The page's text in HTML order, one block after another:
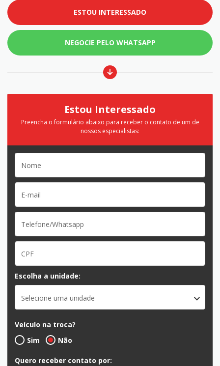
ESTOU INTERESSADO
NEGOCIE PELO WHATSAPP
Estou Interessado
Preencha o formulário abaixo para receber o contato de um de
nossos especialistas:
Escolha a unidade:
Selecione uma unidade
Veículo na troca?
Sim
Não
Quero receber contato por: